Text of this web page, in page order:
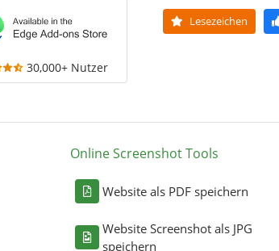
30,000+ Nutzer
Lesezeichen
Online Screenshot Tools
Website als PDF speichern
Website Screenshot als JPG
speichern